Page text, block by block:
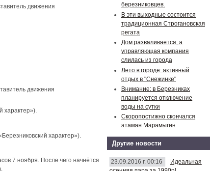
движения
движения
характер»).
характер»).
7 ноября. После чего начнётся
березниковцев.
В эти выходные состоится
традиционная Строгановская
регата
Дом разваливается, а
управляющая компания
слилась из города
Лето в городе: активный
отдых в "Снежинке"
Внимание: в Березниках
планируется отключение
воды на сутки
Скоропостижно скончался
атаман Марамыгин
Другие новости
23.09.2016 г. 00:16
Идеальная